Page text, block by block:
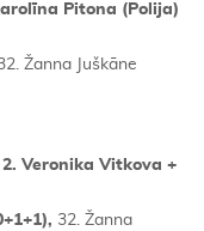
Pitona (Polija)
Žanna Juškāne
2. Veronika Vitkova +
32. Žanna